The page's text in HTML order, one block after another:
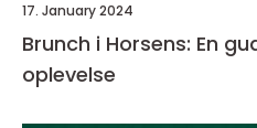
17. January 2024
Brunch i Horsens: En
oplevelse